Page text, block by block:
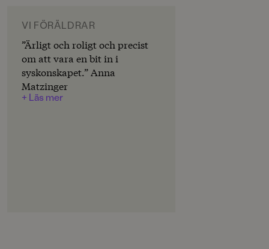
Svenska
SPRÅK
Svenska
SERIE
Klumpe Dumpe
VI FÖRÄLDRAR
”Ärligt och roligt och precist
om att vara en bit in i
syskonskapet.” Anna
Matzinger
+ Läs mer